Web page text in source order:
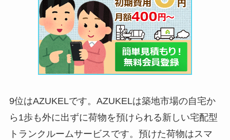
9位はAZUKELです。AZUKELは築地市場の自宅か
ら1歩も外に出ずに荷物を預けられる新しい宅配型
トランクルームサービスです。預けた荷物はスマ